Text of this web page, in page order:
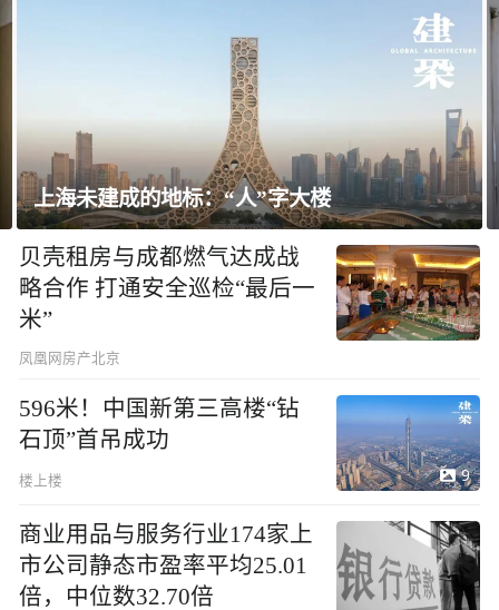
飘窗竟然能变身全屋C位 都后悔没早知道！
贝壳租房与成都燃气达成战
略合作 打通安全巡检“最后一
米”
凤凰网房产北京
596米！中国新第三高楼“钻
石顶”首吊成功
楼上楼 9
商业用品与服务行业174家上
市公司静态市盈率平均25.01
倍，中位数32.70倍